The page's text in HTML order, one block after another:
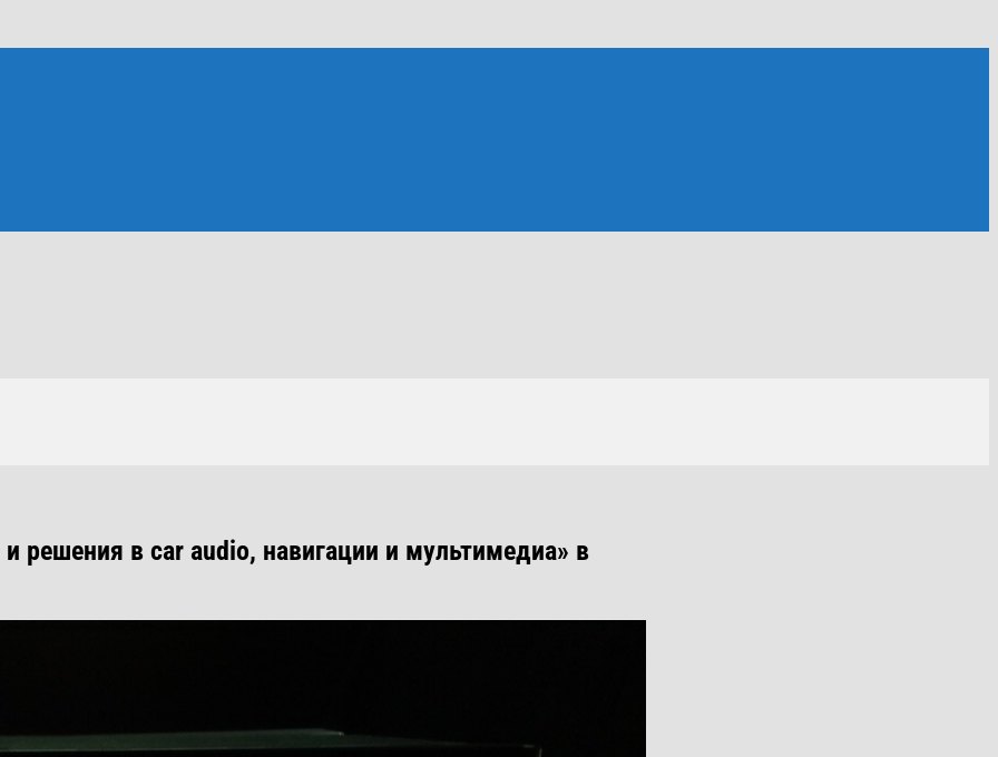
решения в car audio, навигации и мультимедиа» в